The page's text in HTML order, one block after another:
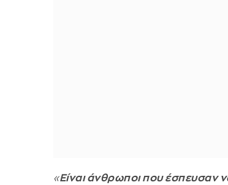
«Είναι άνθρωποι που έσπευσαν